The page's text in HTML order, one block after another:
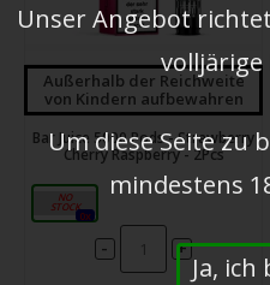
Außerhalb der Reichweite
von Kindern aufbewahren
Bar Juice 5000 Pods - Strawberry
Cherry Raspberry - 2Pcs
20mg
0x
- +
Unser Angebot
volljärige
Um diese Seite zu
mindestens
Ja, ich